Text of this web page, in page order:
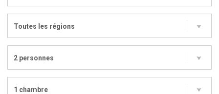
Toutes les régions
2 personnes
1 chambre